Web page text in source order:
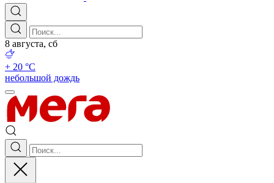
8 августа, сб
+ 20 °С
небольшой дождь